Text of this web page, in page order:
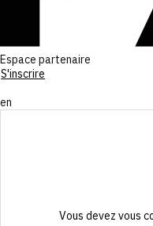
Espace partenaire
S'inscrire
en
Vous devez vous